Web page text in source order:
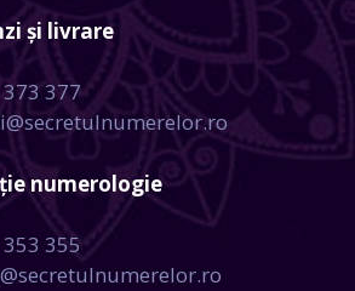
și livrare
377
numerologie
355